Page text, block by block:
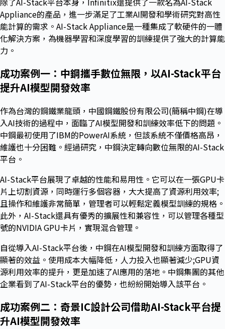
Appliance的產品，進一步滿足了工業AI開發和學術研究對高性
能計算的需求。AI-Stack Appliance是一種集成了軟硬件的一體
化解決方案，為機器學習和深度學習的訓練提供了強大的計算能
力。
成功案例一：中鋼攜手數位無限，以AI-Stack平台
提升AI模型開發效率
作為台灣的鋼鐵業龍頭，中國鋼鐵股份有限公司(簡稱中鋼)在導
入AI技術的過程中，面臨了AI模型開發和訓練效率低下的問題。
中鋼最初使用了IBM的PowerAI系統，但該系統不僅價格高昂，
維護也十分困難。經過研究，中鋼決定轉向數位無限的AI-Stack
平台。
AI-Stack平台展現了卓越的性能和易用性。它可以在一張GPU卡
片上切割資源，同時運行多個容器，大大提高了資源利用效率;
且操作和維護非常簡單，管理者可以輕鬆定義模型訓練的規格。
此外，AI-Stack還具有優秀的擴展性和兼容性，可以管理各種型
號的NVIDIA GPU卡片，實現混合管理。
自從導入AI-Stack平台後，中鋼在AI模型開發和訓練方面取得了
顯著的效益。使用成本大幅降低，人力投入也顯著減少;GPU資
源利用效率的提升，更是加速了AI應用的落地。中鋼集團的其他
企業看到了AI-Stack平台的優勢，也紛紛開始導入該平台。
成功案例二：奇景IC設計公司借助AI-Stack平台提
升AI模型開發效率